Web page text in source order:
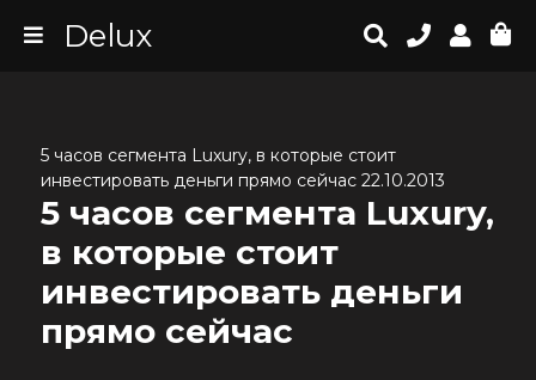
Delux
5 часов сегмента Luxury, в которые стоит
инвестировать деньги прямо сейчас 22.10.2013
5 часов сегмента Luxury,
в которые стоит
инвестировать деньги
прямо сейчас